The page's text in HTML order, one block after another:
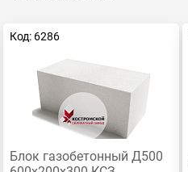
Код: 6286
Блок газобетонный Д500